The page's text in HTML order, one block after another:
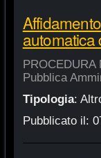
automatica
PROCEDURA
Pubblica
Tipologia:
Pubblicato il: